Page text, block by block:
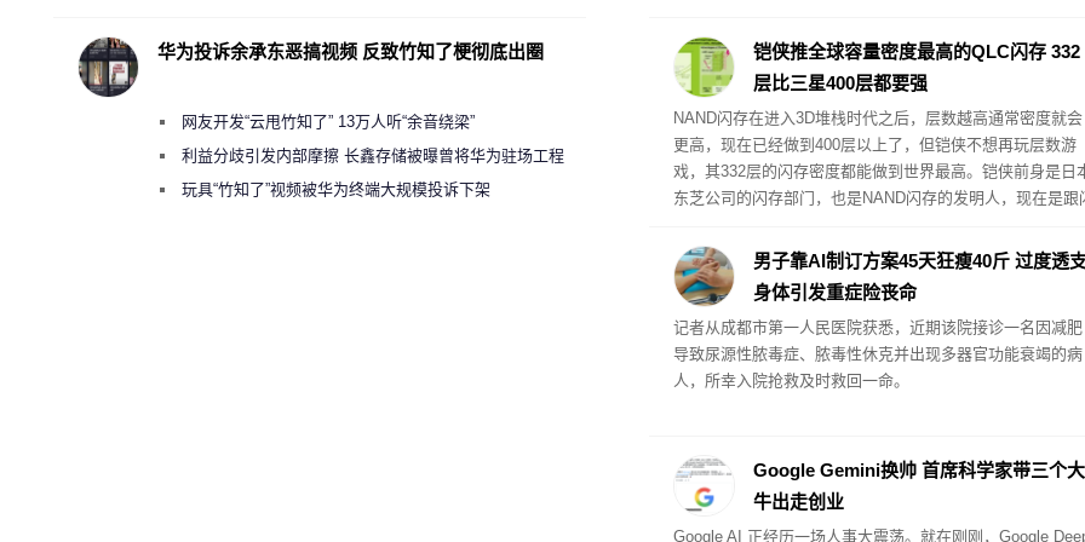
铠侠推全球容量密度最高的QLC闪存 332
层比三星400层都要强
NAND闪存在进入3D堆栈时代之后，层数越高通常密度就会
更高，现在已经做到400层以上了，但铠侠不想再玩层数游
戏，其332层的闪存密度都能做到世界最高。铠侠前身是日
东芝公司的闪存部门，也是NAND闪存的发明人，现在是跟
海力士、美光等公司有独到之处，容量密度一向很强。
男子靠AI制订方案45天狂瘦40斤 过度透
身体引发重症险丧命
记者从成都市第一人民医院获悉，近期该院接诊一名因减肥
导致尿源性脓毒症、脓毒性休克并出现多器官功能衰竭的病
人，所幸入院抢救及时救回一命。
Google Gemini换帅 首席科学家带三个大
牛出走创业
Google AI 正经历一场人事大震荡。就在刚刚，Google
华为投诉余承东恶搞视频 反致竹知了梗彻底出圈
网友开发“云甩竹知了” 13万人听“余音绕梁”
利益分歧引发内部摩擦 长鑫存储被曝曾将华为驻场工程
师驱逐出研发基地
玩具“竹知了”视频被华为终端大规模投诉下架